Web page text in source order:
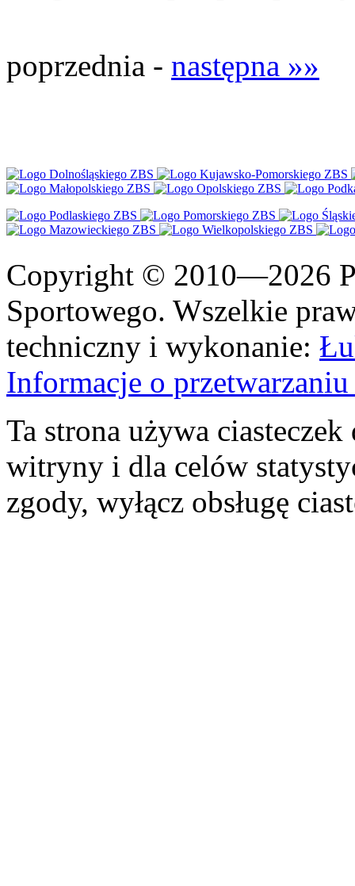
poprzednia - następna »»
Copyright © 2010—2026
Sportowego. Wszelkie
techniczny i wykonanie:
Informacje o
Ta strona używa
witryny i dla celów
zgody, wyłącz obsługę